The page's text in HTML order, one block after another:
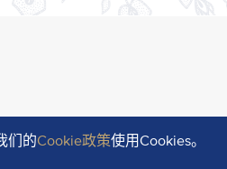
们的Cookie政策使用Cookies。